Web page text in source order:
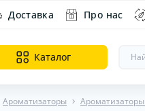
Доставка Про нас
Каталог
Ароматизаторы